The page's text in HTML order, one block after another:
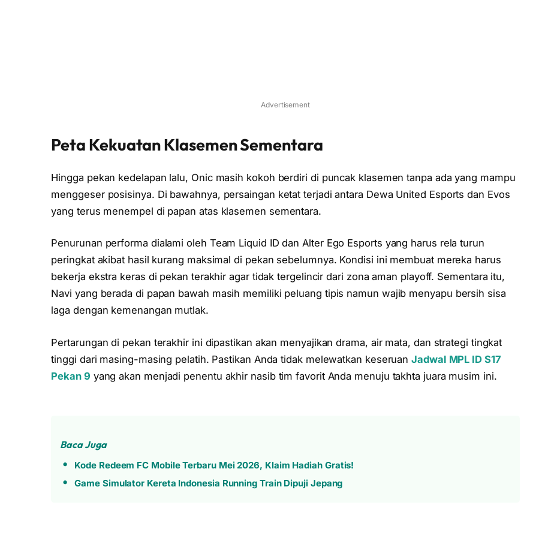
Advertisement
Peta Kekuatan Klasemen Sementara
Hingga pekan kedelapan lalu, Onic masih kokoh berdiri di puncak klasemen tanpa ada yang mampu
menggeser posisinya. Di bawahnya, persaingan ketat terjadi antara Dewa United Esports dan Evos
yang terus menempel di papan atas klasemen sementara.
Penurunan performa dialami oleh Team Liquid ID dan Alter Ego Esports yang harus rela turun
peringkat akibat hasil kurang maksimal di pekan sebelumnya. Kondisi ini membuat mereka harus
bekerja ekstra keras di pekan terakhir agar tidak tergelincir dari zona aman playoff. Sementara itu,
Navi yang berada di papan bawah masih memiliki peluang tipis namun wajib menyapu bersih sisa
laga dengan kemenangan mutlak.
Pertarungan di pekan terakhir ini dipastikan akan menyajikan drama, air mata, dan strategi tingkat
tinggi dari masing-masing pelatih. Pastikan Anda tidak melewatkan keseruanJadwal MPL ID S17
Pekan 9 yang akan menjadi penentu akhir nasib tim favorit Anda menuju takhta juara musim ini.
Baca Juga
Kode Redeem FC Mobile Terbaru Mei 2026, Klaim Hadiah Gratis!
Game Simulator Kereta Indonesia Running Train Dipuji Jepang